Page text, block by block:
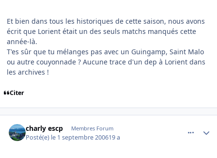
Et bien dans tous les historiques de cette saison, nous avons
écrit que Lorient était un des seuls matchs manqués cette
année-là.
T'es sûr que tu mélanges pas avec un Guingamp, Saint Malo
ou autre couyonnade ? Aucune trace d'un dep à Lorient dans
les archives !
Citer
charly escp Membres Forum
Posté(e) le 1 septembre 200619 a